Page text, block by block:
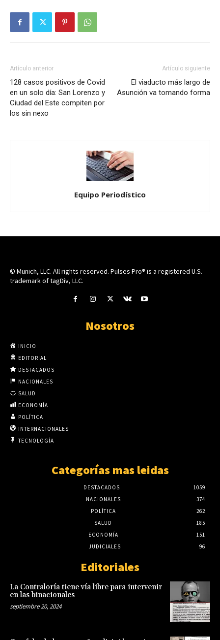
Artículo anterior
128 casos positivos de Covid
en un solo día: San Lorenzo y
Ciudad del Este compiten por
los sin nexo
Artículo siguiente
El viaducto más largo de
Asunción va tomando forma
Equipo Periodístico
© Munich, LLC. All rights reserved. Pulses Pro® is a registered U.S.
trademark of tagDiv, LLC.
Nosotros
INICIO
EDITORIAL
DESTACADOS
NACIONALES
SALUD
ECONOMÍA
POLÍTICA
INTERNACIONALES
TECNOLOGÍA
Categorías mas leidas
DESTACADOS
1059
NACIONALES
374
POLÍTICA
262
SALUD
185
ECONOMÍA
151
JUDICIALES
96
Editoriales
La Contraloría tiene vía libre para intervenir
en las binacionales
septiembre 20, 2024